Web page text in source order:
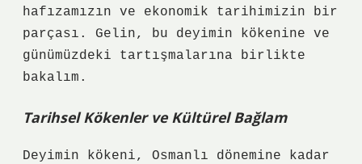
hafızamızın ve ekonomik tarihimizin bir
parçası. Gelin, bu deyimin kökenine ve
günümüzdeki tartışmalarına birlikte
bakalım.
Tarihsel Kökenler ve Kültürel Bağlam
Deyimin kökeni, Osmanlı dönemine kadar